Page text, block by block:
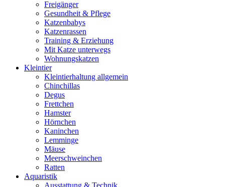
Freigänger
Gesundheit & Pflege
Katzenbabys
Katzenrassen
Training & Erziehung
Mit Katze unterwegs
Wohnungskatzen
Kleintier
Kleintierhaltung allgemein
Chinchillas
Degus
Frettchen
Hamster
Hörnchen
Kaninchen
Lemminge
Mäuse
Meerschweinchen
Ratten
Aquaristik
Ausstattung & Technik